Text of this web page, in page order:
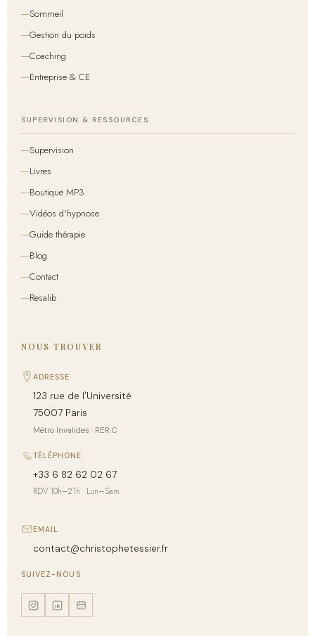
Sommeil
Gestion du poids
Coaching
Entreprise & CE
SUPERVISION & RESSOURCES
Supervision
Livres
Boutique MP3
Vidéos d'hypnose
Guide thérapie
Blog
Contact
Resalib
NOUS TROUVER
ADRESSE
123 rue de l'Université
75007 Paris
Métro Invalides · RER C
TÉLÉPHONE
+33 6 82 62 02 67
RDV 10h–21h · Lun–Sam
EMAIL
contact@christophetessier.fr
SUIVEZ-NOUS